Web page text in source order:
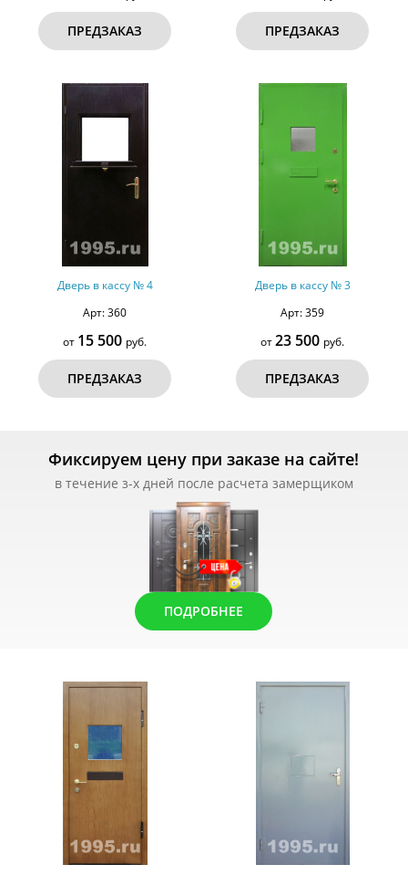
ПРЕДЗАКАЗ ПРЕДЗАКАЗ
Дверь в кассу № 4
Арт: 360
от 15 500 руб.
ПРЕДЗАКАЗ
Дверь в кассу № 3
Арт: 359
от23 500 руб.
ПРЕДЗАКАЗ
Фиксируем цену при заказе на сайте!
в течение з-х дней после расчета замерщиком
ПОДРОБНЕЕ